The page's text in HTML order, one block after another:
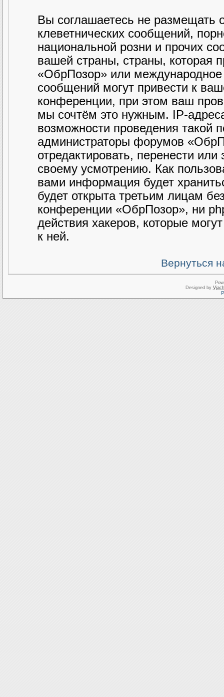
Вы соглашаетесь не размещать
клеветнических сообщений,
национальной розни и прочих
вашей страны, страны, которая
«ОбрПозор» или
сообщений могут привести к
конференции, при этом ваш
мы сочтём это нужным. IP-
возможности проведения такой
администраторы форумов
отредактировать, перенести
своему усмотрению. Как
вами информация будет
будет открыта третьим лицам
конференции «ОбрПозор», ни
действия хакеров, которые
к ней.
Вернуться
Designed by